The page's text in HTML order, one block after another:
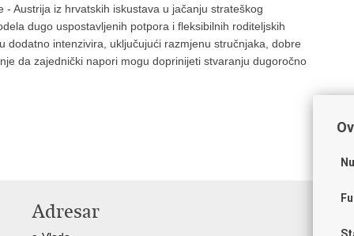
Austrija iz hrvatskih iskustava u jačanju strateškog
dugo uspostavljenih potpora i fleksibilnih roditeljskih
intenzivira, uključujući razmjenu stručnjaka, dobre
da zajednički napori mogu doprinijeti stvaranju dugoročno
Adresar